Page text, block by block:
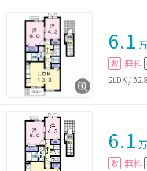
6.1
敷 無料
2LDK/
6.1
敷 無料